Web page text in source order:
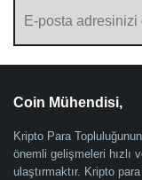
Coin Mühendisi,
Kripto Para
önemli gelişmeleri hızlı
ulaştırmaktır. Kripto